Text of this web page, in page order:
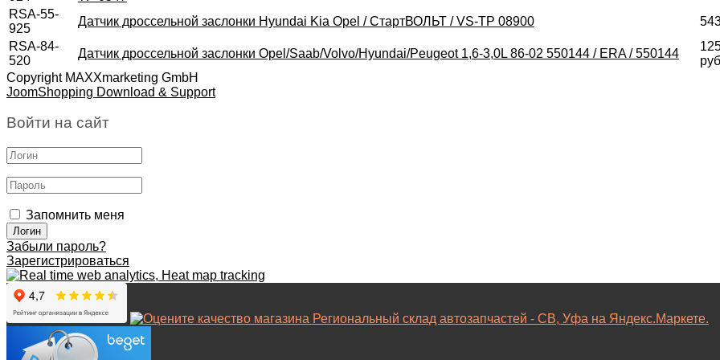
RSA-55-
925
Датчик дроссельной заслонки Hyundai Kia Opel / СтартВОЛЬТ / VS-TP 08900
RSA-84-
520
Датчик дроссельной заслонки Opel/Saab/Volvo/Hyundai/Peugeot 1,6-3,0L 86-02 550144 / ERA / 550144
руб
Copyright MAXXmarketing GmbH
JoomShopping Download & Support
Войти на сайт
Запомнить меня
Забыли пароль?
Зарегистрироваться